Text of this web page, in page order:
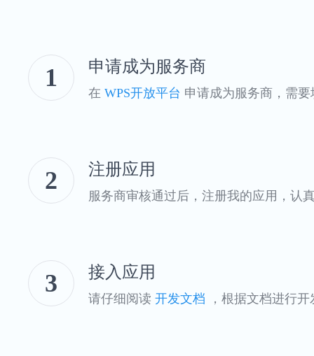
1 申请成为服务商
在 WPS开放平台 申请成为服务商，需
2 注册应用
服务商审核通过后，注册我的应用，认
3 接入应用
请仔细阅读 开发文档 ，根据文档进行